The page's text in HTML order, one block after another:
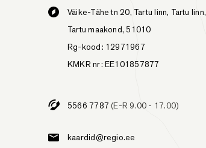
Väike-Tähe tn 20, Tartu linn, Tartu linn,
Tartu maakond, 51010
Rg-kood: 12971967
KMKR nr: EE101857877
5566 7787 (E-R 9.00 - 17.00)
kaardid@regio.ee